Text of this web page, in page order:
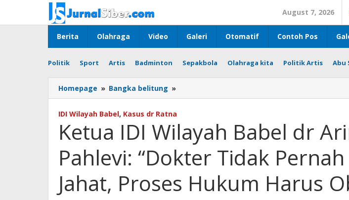
content
August 7, 2026
Berita Olahraga Video Galeri Otomatif Contoh Pos
Politik Sport Artis Badminton Sepakbola Olahraga kita Politik Artis Abu
Homepage » Bangka belitung »
IDI
dr
Arinal
Pahlevi:
“Dokter
Pernah
Berniat
IDI Wilayah Babel, Kasus dr Ratna
Ketua IDI Wilayah Babel dr
Pahlevi: “Dokter Tidak
Jahat, Proses Hukum Harus